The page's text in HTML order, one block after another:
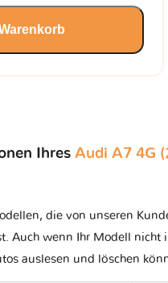
Ihres Audi A7 4G
die von unseren
Auch wenn Ihr Modell
auslesen und löschen